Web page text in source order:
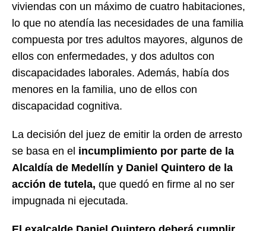
viviendas con un máximo de cuatro habitaciones,
lo que no atendía las necesidades de una familia
compuesta por tres adultos mayores, algunos de
ellos con enfermedades, y dos adultos con
discapacidades laborales. Además, había dos
menores en la familia, uno de ellos con
discapacidad cognitiva.
La decisión del juez de emitir la orden de arresto
se basa en el incumplimiento por parte de la
Alcaldía de Medellín y Daniel Quintero de la
acción de tutela, que quedó en firme al no ser
impugnada ni ejecutada.